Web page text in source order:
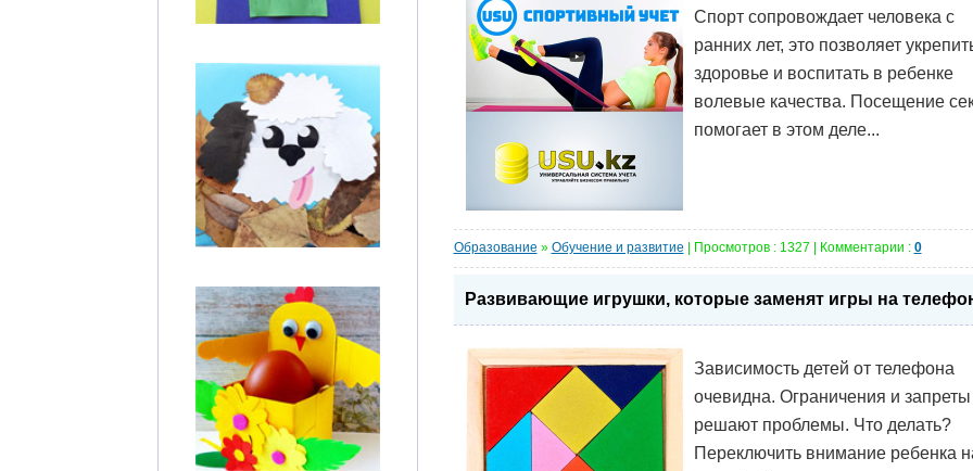
Спорт сопровождает человека с
ранних лет, это позволяет
здоровье и воспитать в ребенке
волевые качества. Посещение
помогает в этом деле...
Образование » Обучение и развитие | Просмотров : 1327 | Комментарии : 0
Развивающие игрушки, которые заменят игры на
Зависимость детей от телефона
очевидна. Ограничения и
решают проблемы. Что делать?
Переключить внимание ребенка